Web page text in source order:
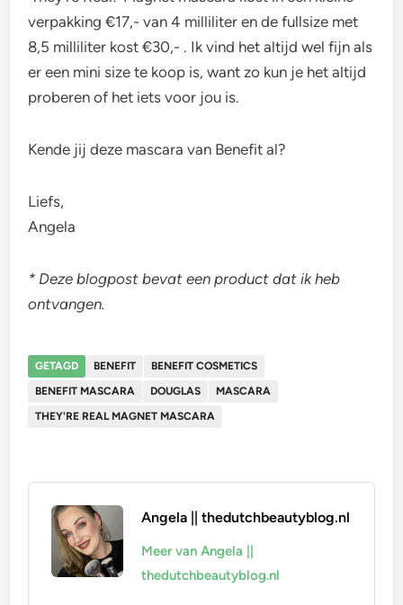
verpakking €17,- van 4 milliliter en de fullsize met
8,5 milliliter kost €30,- . Ik vind het altijd wel fijn als
er een mini size te koop is, want zo kun je het altijd
proberen of het iets voor jou is.
Kende jij deze mascara van Benefit al?
Liefs,
Angela
* Deze blogpost bevat een product dat ik heb
ontvangen.
GETAGD BENEFIT
BENEFIT COSMETICS
BENEFIT MASCARA
DOUGLAS
MASCARA
THEY'RE REAL MAGNET MASCARA
Angela || thedutchbeautyblog.nl
Meer van Angela ||
thedutchbeautyblog.nl